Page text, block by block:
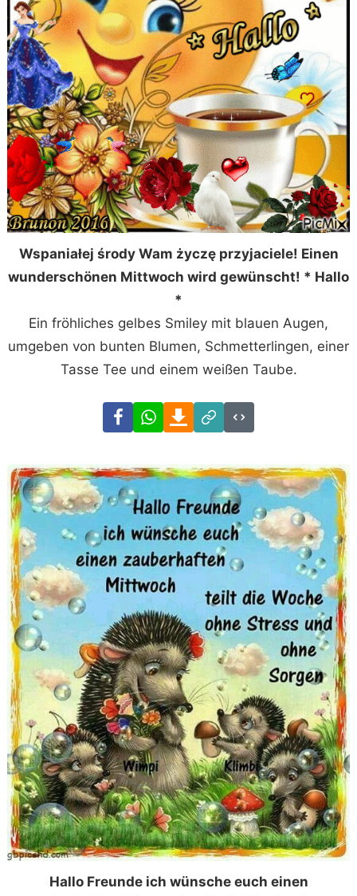
Wspaniałej środy Wam życzę przyjaciele! Einen
wunderschönen Mittwoch wird gewünscht! * Hallo
*
Ein fröhliches gelbes Smiley mit blauen Augen,
umgeben von bunten Blumen, Schmetterlingen, einer
Tasse Tee und einem weißen Taube.
FacebookWhatsAppDownload
Link
Code
Hallo Freunde ich wünsche euch einen